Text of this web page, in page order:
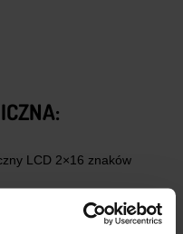
LCD 2×16 znaków